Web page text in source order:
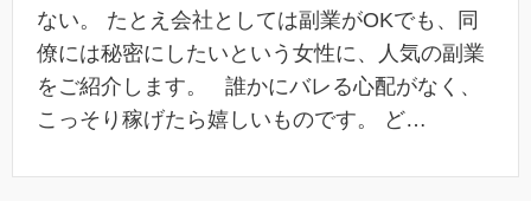
ない。 たとえ会社としては副業がOKでも、同
僚には秘密にしたいという女性に、人気の副業
をご紹介します。 誰かにバレる心配がなく、
こっそり稼げたら嬉しいものです。 ど…